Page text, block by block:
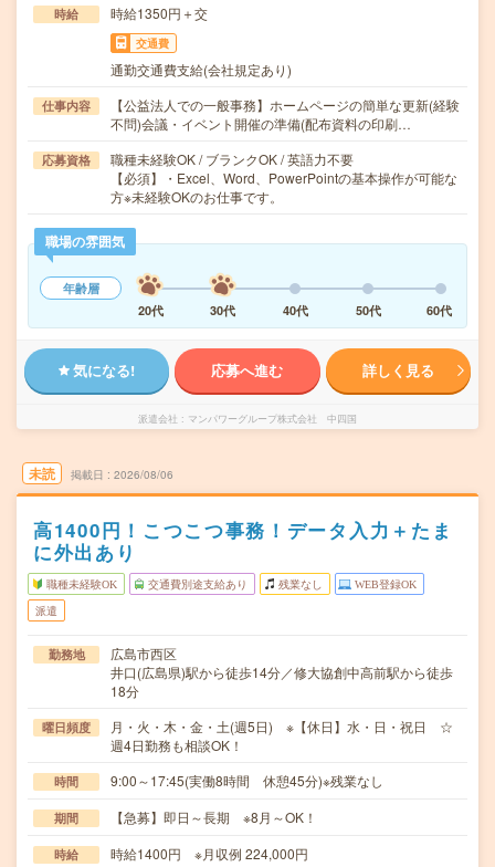
時給 時給1350円＋交
交通費
通勤交通費支給(会社規定あり)
仕事内容
【公益法人での一般事務】ホームページの簡単な更新(経験
不問)会議・イベント開催の準備(配布資料の印刷…
応募資格
職種未経験OK / ブランクOK / 英語力不要
【必須】・Excel、Word、PowerPointの基本操作が可能な
方※未経験OKのお仕事です。
職場の雰囲気
年齢層
20代
30代 40代 50代 60代
気になる! 応募へ進む 詳しく見る
派遣会社 マンパワーグループ株式会社 中四国
未読 掲載日 2026/08/06
高1400円！こつこつ事務！データ入力＋たま
に外出あり
職種未経験OK 交通費別途支給あり 残業なし WEB登録OK
派遣
勤務地
広島市西区
井口(広島県)駅から徒歩14分／修大協創中高前駅から徒歩
18分
曜日頻度
月・火・木・金・土(週5日) ※【休日】水・日・祝日 ☆
週4日勤務も相談OK！
時間 9:00～17:45(実働8時間 休憩45分)※残業なし
期間 【急募】即日～長期 ※8月～OK！
時給 時給1400円 ※月収例 224,000円